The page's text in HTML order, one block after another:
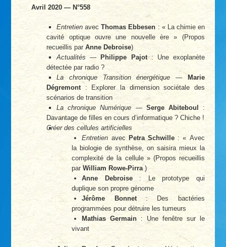
Avril 2020 — N°558
Entretien avecThomas Ebbesen: « La chimie en
cavité optique ouvre une nouvelle ère » (Propos
recueillis parAnne Debroise)
Actualités — Philippe Pajot: Une exoplanète
détectée par radio ?
La chronique Transition énergétique — Marie
Dégremont: Explorer la dimension sociétale des
scénarios de transition
La chronique Numérique— Serge Abiteboul
:
Davantage de filles en cours d’informatique ? Chiche !
Créer des cellules artificielles
Entretien avec Petra Schwille: « Avec
la biologie de synthèse, on saisira mieux la
complexité de la cellule » (Propos recueillis
parWilliam Rowe-Pirra)
Anne Debroise: Le prototype qui
duplique son propre génome
Jérôme Bonnet: Des bactéries
programmées pour détruire les tumeurs
Mathias Germain : Une fenêtre sur le
vivant